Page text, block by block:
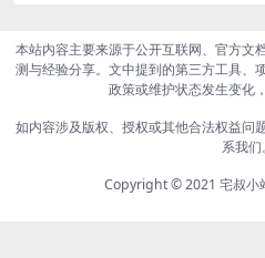
本站内容主要来源于公开互联网、官方文
测与经验分享。文中提到的第三方工具、
政策或维护状态发生变化
如内容涉及版权、授权或其他合法权益问
系我们。
Copyright © 2021 宅叔小